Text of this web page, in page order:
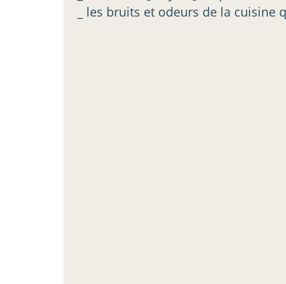
_ les bruits et odeurs de la cuisine